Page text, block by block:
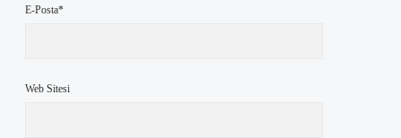
E-Posta*
Web Sitesi